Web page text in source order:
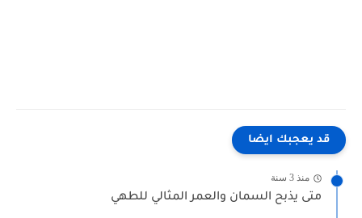
قد يعجبك ايضا
منذ 3 سنة
متى يذبح السمان والعمر المثالي للطهي